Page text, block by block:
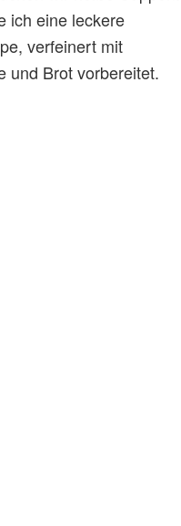
ich eine leckere
verfeinert mit
und Brot vorbereitet.